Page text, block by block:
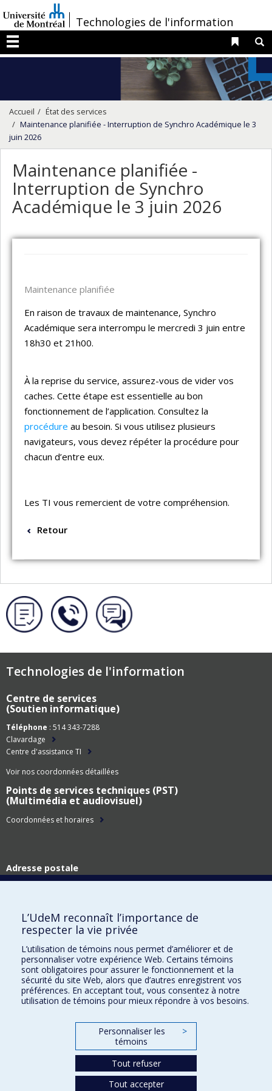
au
contenu
/
Technologies de l'information
Menu
Liens
Accueil
État des services
Maintenance planifiée - Interruption de Synchro Académique le 3
juin 2026
Maintenance planifiée -
Interruption de Synchro
Académique le 3 juin 2026
Maintenance planifiée
​En raison de travaux de maintenance, Synchro
Académique sera interrompu le mercredi 3 juin entre
18h30 et 21h00.
À la reprise du service, assurez-vous de vider vos
caches. Cette étape est essentielle au bon
fonctionnement de l’application. Consultez la
procédure au besoin. Si vous utilisez plusieurs
navigateurs, vous devez répéter la procédure pour
chacun d’entre eux.
Les TI vous remercient de votre compréhension.
Retour
Technologies de l'information
Centre de services
(Soutien informatique)
Téléphone : 514 343-7288
Clavardage
Centre d'assistance TI
Voir nos coordonnées détaillées
Points de services techniques (PST)
(Multimédia et audiovisuel)
Coordonnées et horaires
Adresse postale
Technologies de l'information
Montréal (Québec)
H3C 3J7
Adresse civique
Technologies de l'information
Pavillon Roger-Gaudry
2900, boul. Édouard-Montpetit
Montréal (Québec)
L’UdeM reconnaît l’importance de
respecter la vie privée
L’utilisation de témoins nous permet d’améliorer et de
personnaliser votre expérience Web. Certains témoins
sont obligatoires pour assurer le fonctionnement et la
sécurité du site Web, alors que d’autres enregistrent vos
préférences. En acceptant tout, vous consentez à notre
utilisation de témoins pour mieux répondre à vos besoins.
Personnaliser les
témoins
>
Tout refuser
Tout accepter